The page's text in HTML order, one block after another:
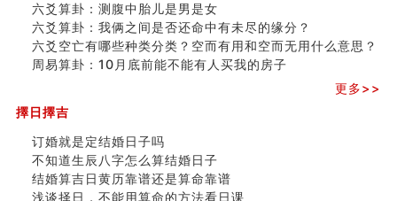
六爻算卦：测腹中胎儿是男是女
六爻算卦：我俩之间是否还命中有未尽的缘分？
六爻空亡有哪些种类分类？空而有用和空而无用什么意思？
周易算卦：10月底前能不能有人买我的房子
更多>>
擇日擇吉
订婚就是定结婚日子吗
不知道生辰八字怎么算结婚日子
结婚算吉日黄历靠谱还是算命靠谱
浅谈择日，不能用算命的方法看日课